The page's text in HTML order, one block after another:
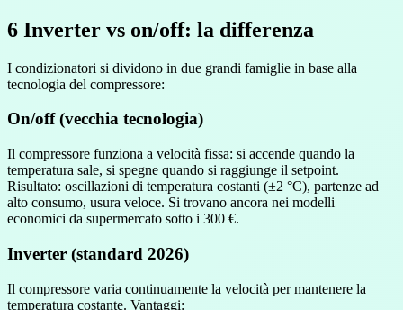
6 Inverter vs on/off: la differenza
I condizionatori si dividono in due grandi famiglie in base alla
tecnologia del compressore:
On/off (vecchia tecnologia)
Il compressore funziona a velocità fissa: si accende quando la
temperatura sale, si spegne quando si raggiunge il setpoint.
Risultato: oscillazioni di temperatura costanti (±2 °C), partenze ad
alto consumo, usura veloce. Si trovano ancora nei modelli
economici da supermercato sotto i 300 €.
Inverter (standard 2026)
Il compressore varia continuamente la velocità per mantenere la
temperatura costante. Vantaggi: